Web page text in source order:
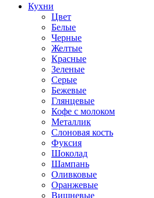
Кухни
Цвет
Белые
Черные
Желтые
Красные
Зеленые
Серые
Бежевые
Глянцевые
Кофе с молоком
Металлик
Слоновая кость
Фуксия
Шоколад
Шампань
Оливковые
Оранжевые
Вишневые